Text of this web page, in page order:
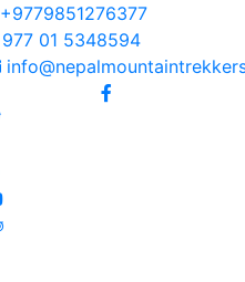
+9779851276377
977 01 5348594